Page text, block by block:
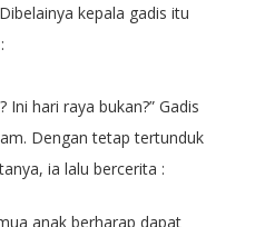
kepala gadis itu
Ini hari raya bukan?” Gadis
Dengan tetap tertunduk
ia lalu bercerita :
anak berharap dapat